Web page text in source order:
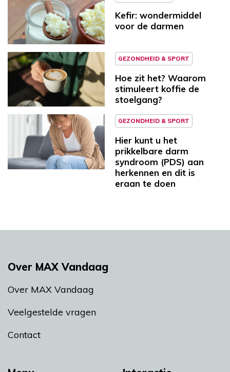
Kefir: wondermiddel
voor de darmen
GEZONDHEID & SPORT
Hoe zit het? Waarom
stimuleert koffie de
stoelgang?
GEZONDHEID & SPORT
Hier kunt u het
prikkelbare darm
syndroom (PDS) aan
herkennen en dit is
eraan te doen
Over MAX Vandaag
Over MAX Vandaag
Veelgestelde vragen
Contact